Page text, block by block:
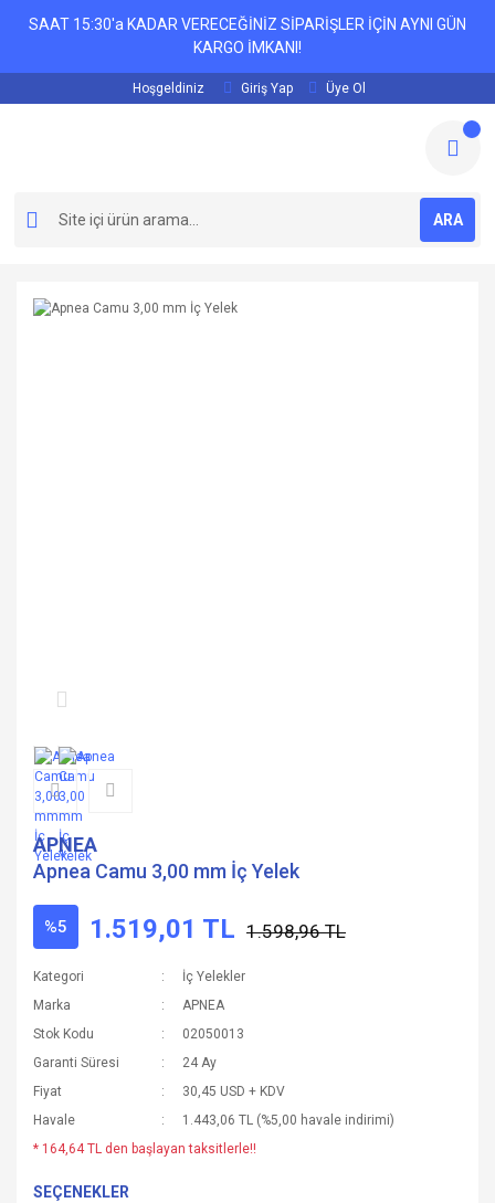
SAAT 15:30'a KADAR VERECEĞİNİZ SİPARİŞLER İÇİN AYNI GÜN
KARGO İMKANI!
Hoşgeldiniz Giriş Yap Üye Ol
ARA
APNEA
Apnea Camu 3,00 mm İç Yelek
%5 1.519,01 TL 1.598,96 TL
Kategori
İç Yelekler
Marka
APNEA
Stok Kodu
02050013
Garanti Süresi
24 Ay
Fiyat
30,45 USD + KDV
Havale
1.443,06 TL (%5,00 havale indirimi)
* 164,64 TL den başlayan taksitlerle!!
SEÇENEKLER